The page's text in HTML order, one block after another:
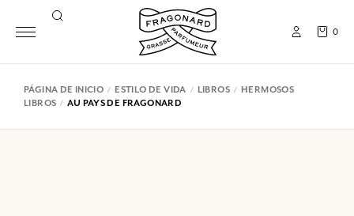
0
PÁGINA DE INICIO ESTILO DE VIDA LIBROS
HERMOSOS
LIBROS
AU PAYS DE FRAGONARD